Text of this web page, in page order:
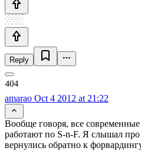
Reply
amarao Oct 4 2012 at 21:22
Вообще говоря, все
работают по S-n-F. Я слышал
вернулись обратно к